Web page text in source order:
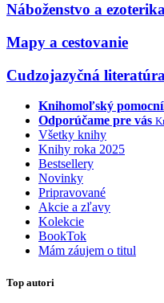
Náboženstvo a ezoterika
Mapy a cestovanie
Cudzojazyčná literatúra
Knihomoľský
Odporúčame pre vás
Všetky knihy
Knihy roka 2025
Bestsellery
Novinky
Pripravované
Akcie a zľavy
Kolekcie
BookTok
Mám záujem o titul
Top autori